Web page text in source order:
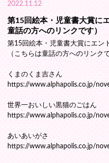
2022.11.12
第15回絵本・児童書大賞に
童話の方へのリンクです）
第15回絵本・児童書大賞にエン
（こちらは童話の方へのリンク
くまのくま吉さん
https://www.alphapolis.co.jp/
世界一おいしい黒猫のごはん
https://www.alphapolis.co.jp/
あいあいがさ
https://www.alphapolis.co.jp/